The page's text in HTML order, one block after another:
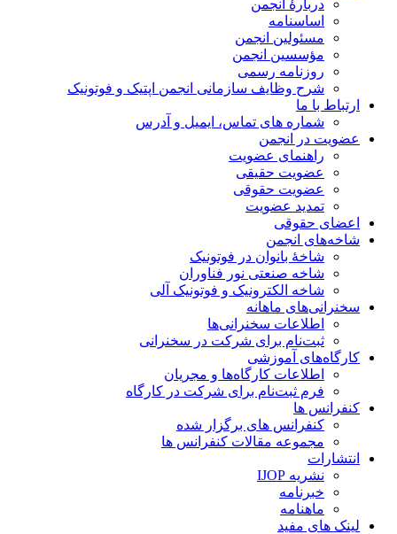
دربارۀ انجمن
اساسنامه
مسئولین انجمن
مؤسسین انجمن
روزنامه رسمی
شرح وظایف سازمانی انجمن اپتیک و فوتونیک
ارتباط با ما
شماره های تماس، ایمیل و آدرس
عضویت در انجمن
راهنمای عضویت
عضویت حقیقی
عضویت حقوقی
تمدید عضویت
اعضای حقوقی
شاخه‌های انجمن
شاخۀ بانوان در فوتونیک
شاخه صنعتی نور فناوران
شاخه‌ الکترونیک و فوتونیک آلی
سخنرانی‌های ماهانه
اطلاعات سخنرانی‌‌ها
ثبت‌نام برای شرکت در سخنرانی
کارگاه‌های آموزشی
اطلاعات کارگاه‌ها و مجریان
فرم ثبت‌نام برای شرکت در کارگاه
کنفرانس ها
کنفرانس های برگزار شده
مجموعه مقالات کنفرانس ها
انتشارات
نشریه IJOP
خبرنامه
ماهنامه
لینک های مفید